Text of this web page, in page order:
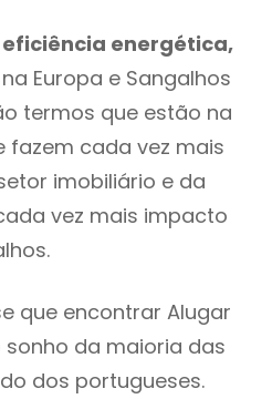
eficiência energética,
na Europa e Sangalhos
termos que estão na
fazem cada vez mais
imobiliário e da
vez mais impacto
que encontrar Alugar
da maioria das
dos portugueses.